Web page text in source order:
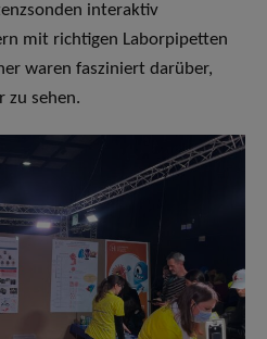
interaktiv
mit richtigen Laborpipetten
waren fasziniert darüber,
zu sehen.